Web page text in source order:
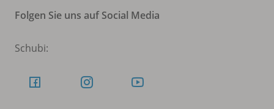
Folgen Sie uns auf Social Media
Schubi: